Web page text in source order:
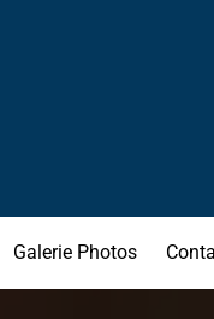
Galerie Photos